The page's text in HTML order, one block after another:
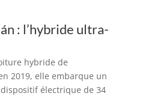
: l’hybride ultra-
hybride de
2019, elle embarque un
électrique de 34